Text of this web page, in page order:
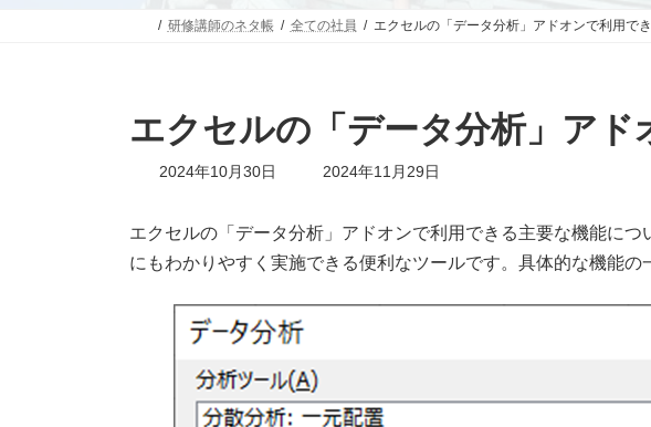
研修講師のネタ帳 全ての社員 エクセルの「データ分析」アドオンで利用で
エクセルの「データ分析」ア
2024年10月30日
最
新
時
2024年11月29日
エクセルの「データ分析」アドオンで利用できる主要な機能に
にもわかりやすく実施できる便利なツールです。具体的な機能